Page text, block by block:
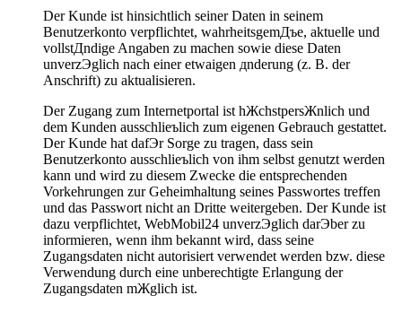
Der Kunde ist hinsichtlich seiner Daten in seinem
Benutzerkonto verpflichtet, wahrheitsgemДъe, aktuelle und
vollstДndige Angaben zu machen sowie diese Daten
unverzЭglich nach einer etwaigen дnderung (z. B. der
Anschrift) zu aktualisieren.
Der Zugang zum Internetportal ist hЖchstpersЖnlich und
dem Kunden ausschlieъlich zum eigenen Gebrauch gestattet.
Der Kunde hat dafЭr Sorge zu tragen, dass sein
Benutzerkonto ausschlieъlich von ihm selbst genutzt werden
kann und wird zu diesem Zwecke die entsprechenden
Vorkehrungen zur Geheimhaltung seines Passwortes treffen
und das Passwort nicht an Dritte weitergeben. Der Kunde ist
dazu verpflichtet, WebMobil24 unverzЭglich darЭber zu
informieren, wenn ihm bekannt wird, dass seine
Zugangsdaten nicht autorisiert verwendet werden bzw. diese
Verwendung durch eine unberechtigte Erlangung der
Zugangsdaten mЖglich ist.